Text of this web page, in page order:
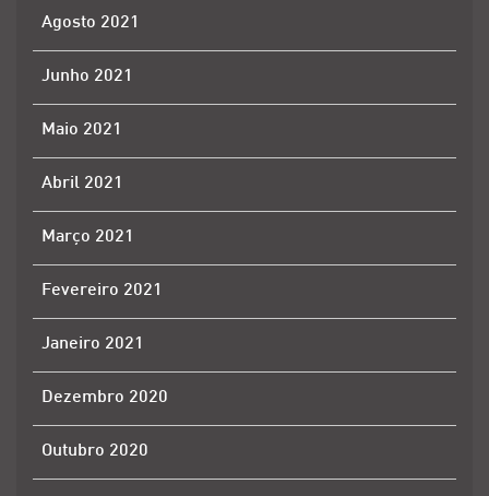
Agosto 2021
Junho 2021
Maio 2021
Abril 2021
Março 2021
Fevereiro 2021
Janeiro 2021
Dezembro 2020
Outubro 2020